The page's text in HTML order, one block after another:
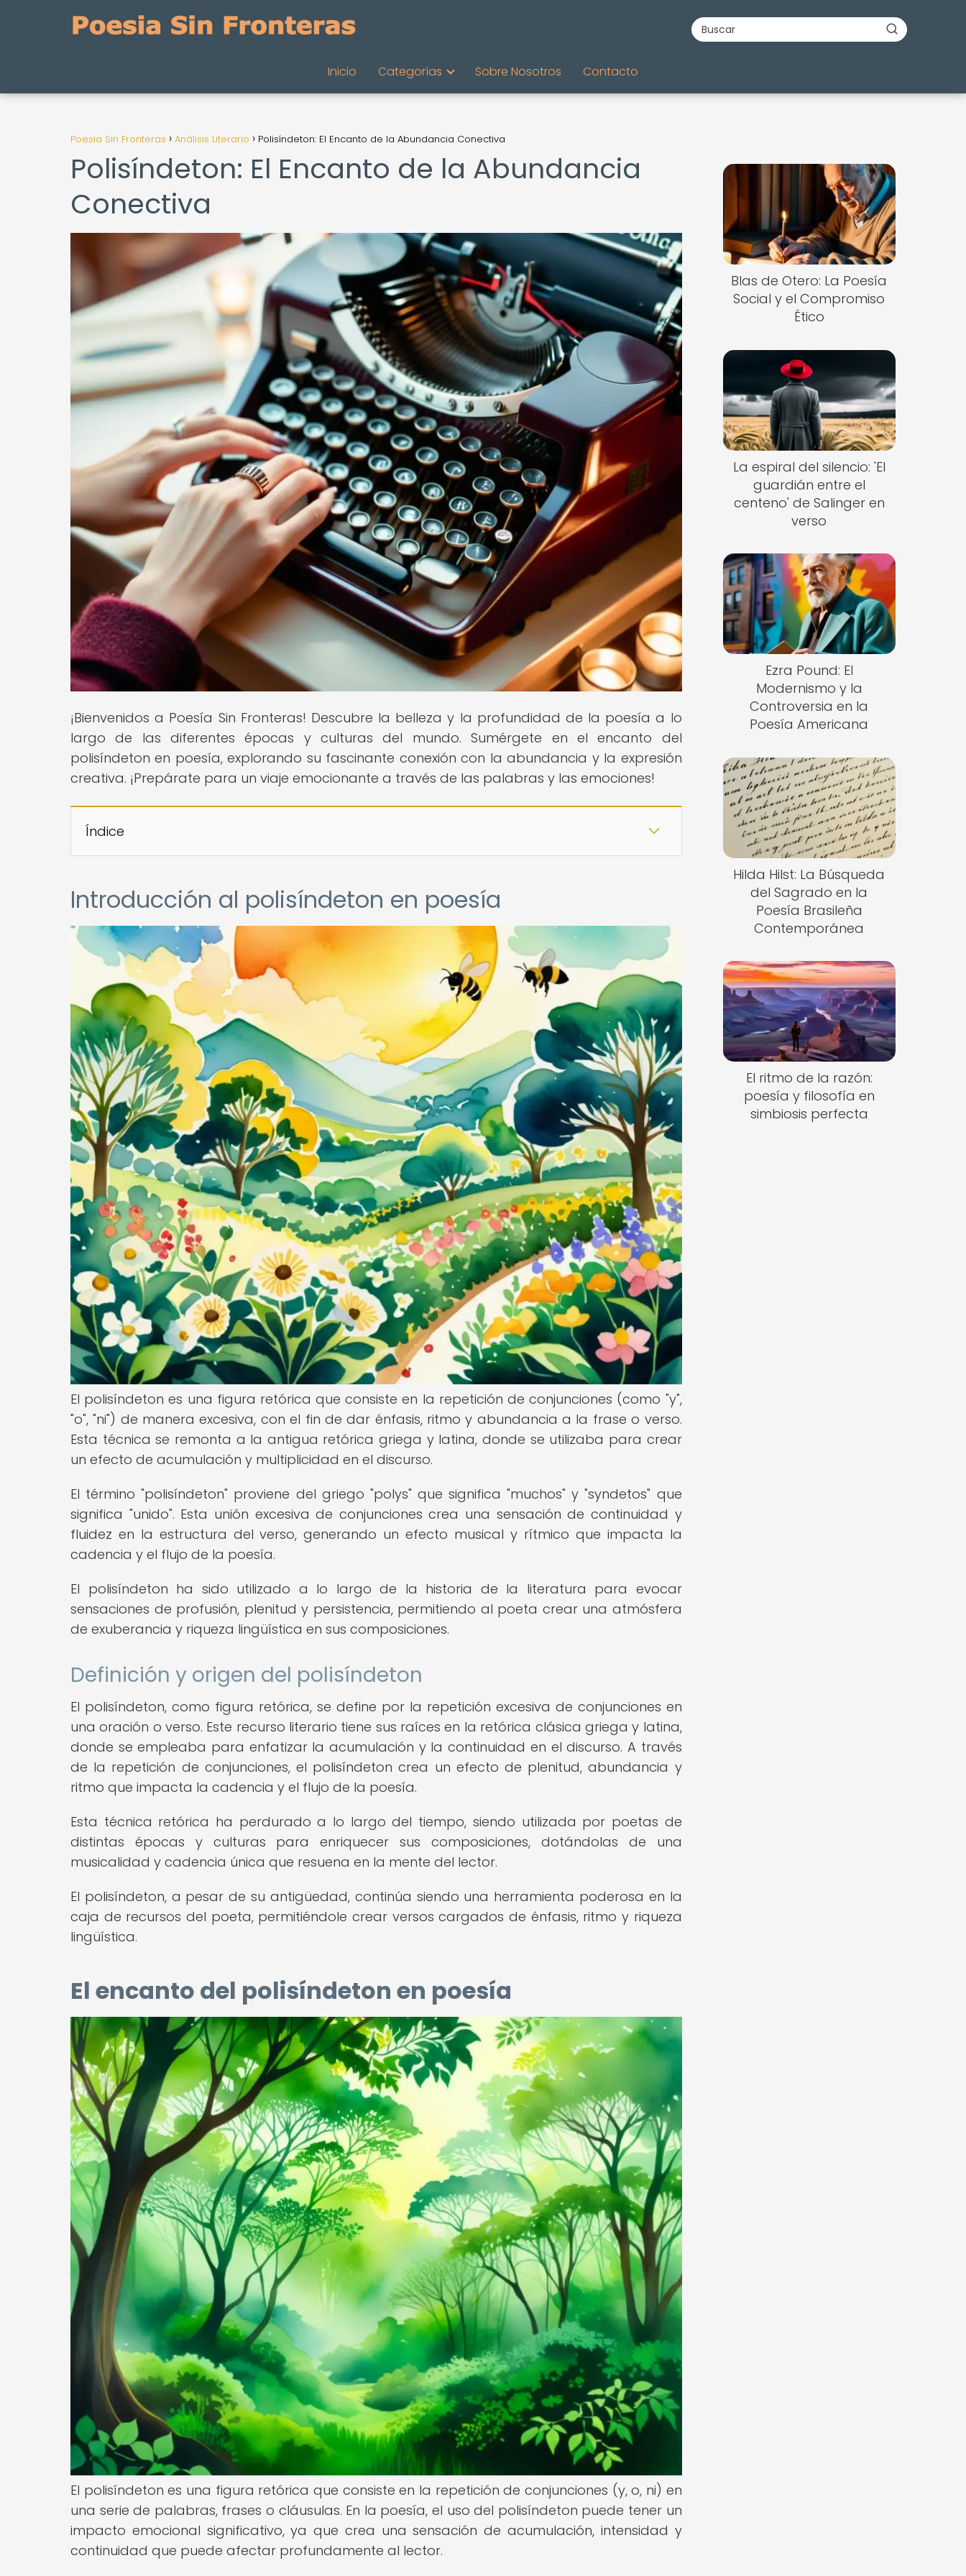
Inicio Categorías Sobre Nosotros Contacto
Poesia Sin Fronteras Análisis Literario Polisíndeton: El Encanto de la Abundancia Conectiva
Polisíndeton: El Encanto de la Abundancia
Conectiva
¡Bienvenidos a Poesía Sin Fronteras! Descubre la belleza y la profundidad de la poesía a lo
largo de las diferentes épocas y culturas del mundo. Sumérgete en el encanto del
polisíndeton en poesía, explorando su fascinante conexión con la abundancia y la expresión
creativa. ¡Prepárate para un viaje emocionante a través de las palabras y las emociones!
Índice
Introducción al polisíndeton en poesía
El polisíndeton es una figura retórica que consiste en la repetición de conjunciones (como "y",
"o", "ni") de manera excesiva, con el fin de dar énfasis, ritmo y abundancia a la frase o verso.
Esta técnica se remonta a la antigua retórica griega y latina, donde se utilizaba para crear
un efecto de acumulación y multiplicidad en el discurso.
El término "polisíndeton" proviene del griego "polys" que significa "muchos" y "syndetos" que
significa "unido". Esta unión excesiva de conjunciones crea una sensación de continuidad y
fluidez en la estructura del verso, generando un efecto musical y rítmico que impacta la
cadencia y el flujo de la poesía.
El polisíndeton ha sido utilizado a lo largo de la historia de la literatura para evocar
sensaciones de profusión, plenitud y persistencia, permitiendo al poeta crear una atmósfera
de exuberancia y riqueza lingüística en sus composiciones.
Definición y origen del polisíndeton
El polisíndeton, como figura retórica, se define por la repetición excesiva de conjunciones en
una oración o verso. Este recurso literario tiene sus raíces en la retórica clásica griega y latina,
donde se empleaba para enfatizar la acumulación y la continuidad en el discurso. A través
de la repetición de conjunciones, el polisíndeton crea un efecto de plenitud, abundancia y
ritmo que impacta la cadencia y el flujo de la poesía.
Esta técnica retórica ha perdurado a lo largo del tiempo, siendo utilizada por poetas de
distintas épocas y culturas para enriquecer sus composiciones, dotándolas de una
musicalidad y cadencia única que resuena en la mente del lector.
El polisíndeton, a pesar de su antigüedad, continúa siendo una herramienta poderosa en la
caja de recursos del poeta, permitiéndole crear versos cargados de énfasis, ritmo y riqueza
lingüística.
El encanto del polisíndeton en poesía
El polisíndeton es una figura retórica que consiste en la repetición de conjunciones (y, o, ni) en
una serie de palabras, frases o cláusulas. En la poesía, el uso del polisíndeton puede tener un
impacto emocional significativo, ya que crea una sensación de acumulación, intensidad y
continuidad que puede afectar profundamente al lector.
Blas de Otero: La Poesía
Social y el Compromiso
Ético
La espiral del silencio: 'El
guardián entre el
centeno' de Salinger en
verso
Ezra Pound: El
Modernismo y la
Controversia en la
Poesía Americana
Hilda Hilst: La Búsqueda
del Sagrado en la
Poesía Brasileña
Contemporánea
El ritmo de la razón:
poesía y filosofía en
simbiosis perfecta